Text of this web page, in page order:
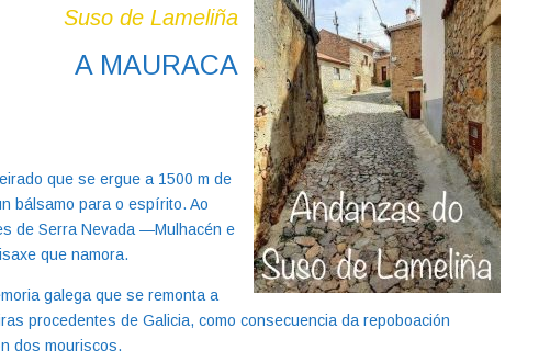
Suso de Lameliña
A MAURACA
que se ergue a 1500 m de
bálsamo para o espírito. Ao
de Serra Nevada —Mulhacén e
que namora.
galega que se remonta a
procedentes de Galicia, como consecuencia da repoboación
dos mouriscos.